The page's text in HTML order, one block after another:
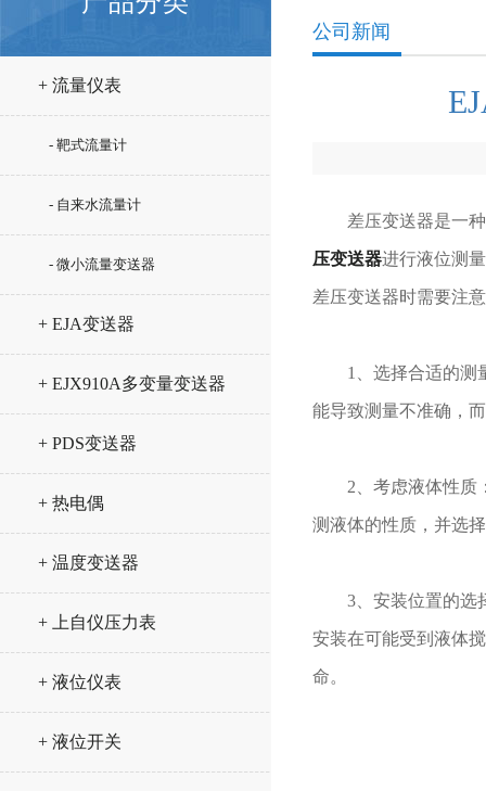
+ 流量仪表
- 靶式流量计
- 自来水流量计
- 微小流量变送器
+ EJA变送器
+ EJX910A多变量变送器
+ PDS变送器
+ 热电偶
+ 温度变送器
+ 上自仪压力表
+ 液位仪表
+ 液位开关
公司新闻
差压变送器是一种
压变送器进行液位测
差压变送器时需要注
1、选择合适的测量
能导致测量不准确，
2、考虑液体性质：
测液体的性质，并选
3、安装位置的选择
安装在可能受到液体
命。